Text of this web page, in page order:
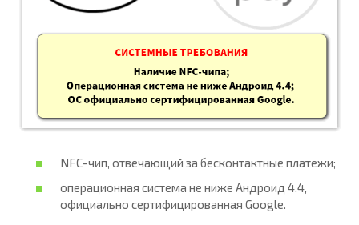
NFC-чип, отвечающий за бесконтактные платежи;
операционная система не ниже Андроид 4.4,
официально сертифицированная Google.